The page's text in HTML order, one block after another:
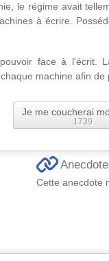
le régime avait
à écrire.
face à l'écrit.
machine afin
Je me coucherai
1739
Cette anecdote